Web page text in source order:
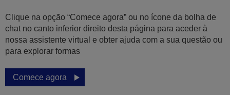
Clique na opção “Comece agora” ou no ícone da bolha de
chat no canto inferior direito desta página para aceder à
nossa assistente virtual e obter ajuda com a sua questão ou
para explorar formas
Comece agora